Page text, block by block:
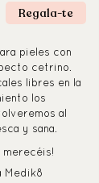
Regala-te
pieles con
cetrino.
libres en la
los
al
y sana.
merecéis!
Medik8